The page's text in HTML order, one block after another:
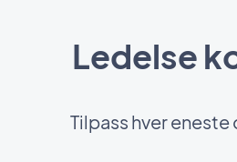
Ledelse
Tilpass hver